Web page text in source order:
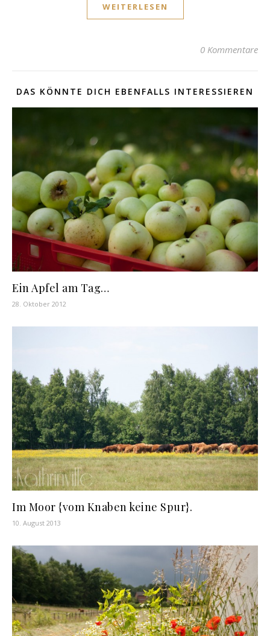
WEITERLESEN
0 Kommentare
DAS KÖNNTE DICH EBENFALLS INTERESSIEREN
Ein Apfel am Tag…
28. Oktober 2012
Im Moor {vom Knaben keine Spur}.
10. August 2013